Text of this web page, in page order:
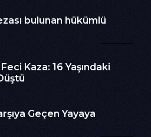
bulunan hükümlü
Kaza: 16 Yaşındaki
Geçen Yayaya